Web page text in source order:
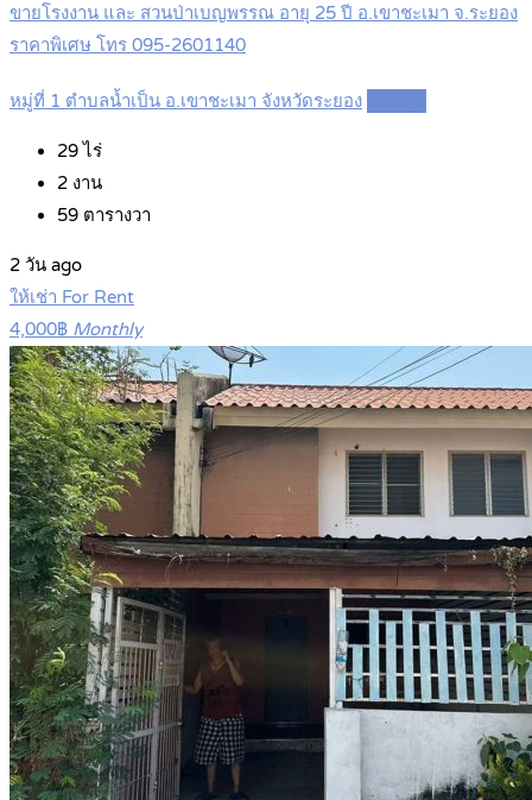
ขายโรงงาน และ สวนป่าเบญพรรณ อายุ 25 ปี อ.เขาชะเมา จ.ระยอง
ราคาพิเศษ โทร 095-2601140
หมู่ที่ 1 ตำบลน้ำเป็น อ.เขาชะเมา จังหวัดระยอง
29ไร่
2 งาน
59 ตารางวา
2 วัน ago
ให้เช่า For Rent
4,000฿ Monthly